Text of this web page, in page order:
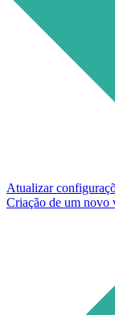
Atualizar
Criação de um novo